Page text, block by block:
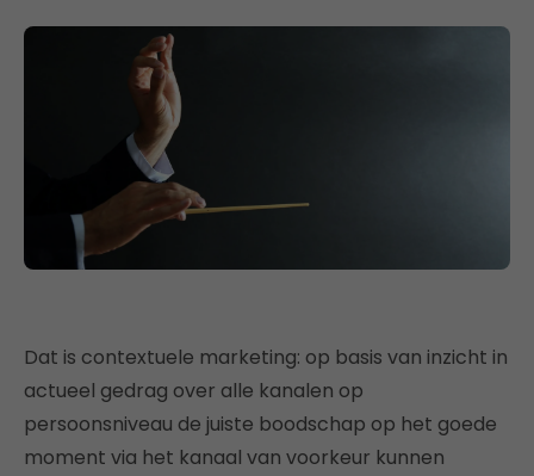
Dat is contextuele marketing: op basis van inzicht in
actueel gedrag over alle kanalen op
persoonsniveau de juiste boodschap op het goede
moment via het kanaal van voorkeur kunnen